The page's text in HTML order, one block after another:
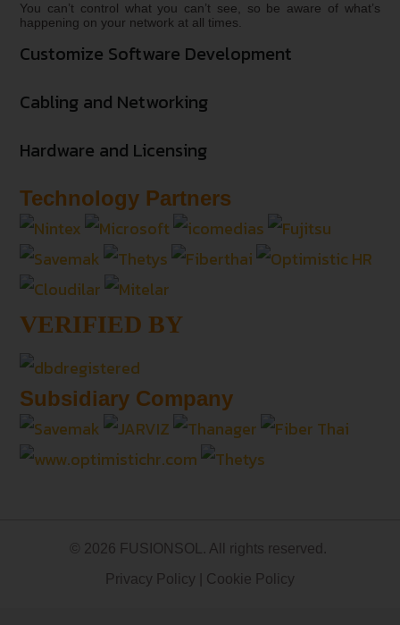
You can’t control what you can’t see, so be aware of what’s
happening on your network at all times.
Customize Software Development
Cabling and Networking
Hardware and Licensing
Technology Partners
VERIFIED BY
Subsidiary Company
© 2026 FUSIONSOL. All rights reserved.
Privacy Policy
Cookie Policy